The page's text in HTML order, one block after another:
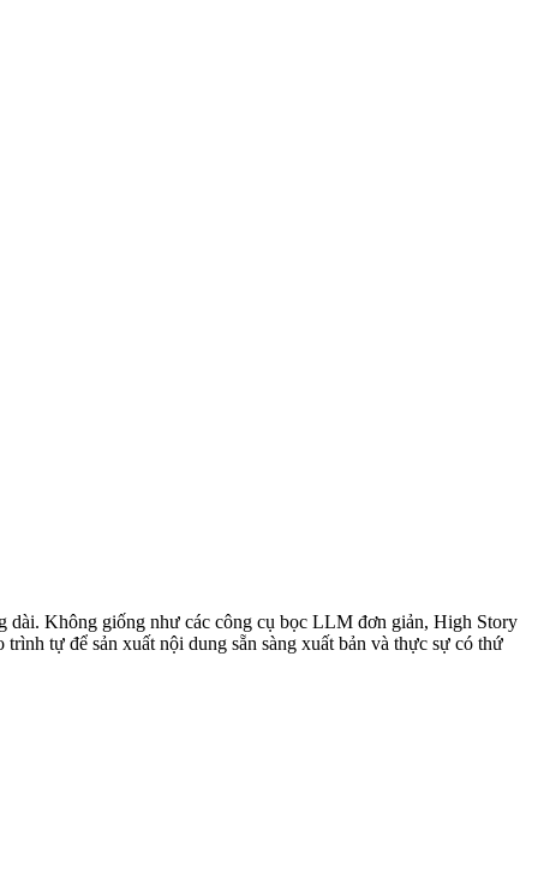
dài. Không giống như các công cụ bọc LLM đơn giản, High Story
tự để sản xuất nội dung sẵn sàng xuất bản và thực sự có thứ